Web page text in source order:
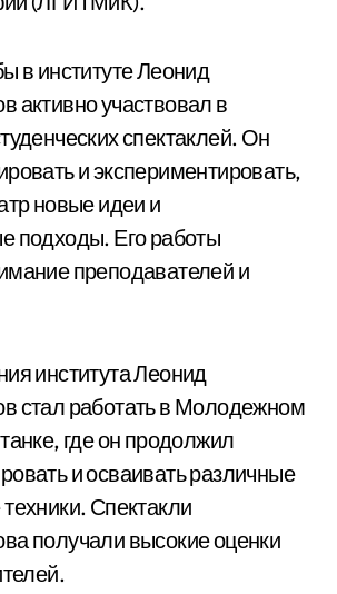
в институте Леонид
активно участвовал в
спектаклей. Он
и экспериментировать,
новые идеи и
подходы. Его работы
преподавателей и
института Леонид
стал работать в Молодежном
где он продолжил
и осваивать различные
Спектакли
получали высокие оценки